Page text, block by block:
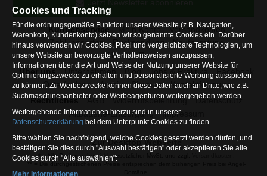
Kundenservice Mein Konto
Versandkosten
Zahlungsarten
Rücksendung
Kaufberatung
Häufige Fragen
Über uns
Unternehmen Blog Jobs & Praktika
Facebook
Osterfeldsee
Archiv Sitemap
Kontaktformular
Rechtliches
AGB Widerrufsbelehrung
Datenschutz
Altbatterie-Entsorgung
Impressum
Zur Desktop Webseite
* = Alle Preisangaben inkl. gesetzlicher MwSt. und zzgl.
Cookies und Tracking
Für die ordnungsgemäße Funktion unserer Website (z.B. Navigation,
Warenkorb, Kundenkonto) setzen wir so genannte Cookies ein. Darüber
hinaus verwenden wir Cookies, Pixel und vergleichbare Technologien, um
unsere Website an bevorzugte Verhaltensweisen anzupassen,
Informationen über die Art und Weise der Nutzung unserer Website für
Optimierungszwecke zu erhalten und personalisierte Werbung ausspielen
zu können. Zu Werbezwecke können diese Daten auch an Dritte, wie z.B.
Suchmaschinenanbieter oder Werbeagenturen weitergegeben werden.
Weitergehende Informationen hierzu sind in unserer
Datenschutzerklärung bei dem Unterpunkt Cookies zu finden.
Bitte wählen Sie nachfolgend, welche Cookies gesetzt werden dürfen, und
bestätigen Sie dies durch "Auswahl bestätigen" oder akzeptieren Sie alle
Cookies durch "Alle auswählen":
Mehr Informationen